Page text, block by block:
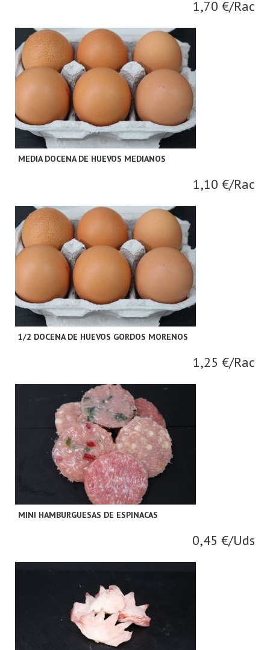
1,70 €/Rac
MEDIA DOCENA DE HUEVOS MEDIANOS
1,10 €/Rac
1/2 DOCENA DE HUEVOS GORDOS MORENOS
1,25 €/Rac
MINI HAMBURGUESAS DE ESPINACAS
0,45 €/Uds